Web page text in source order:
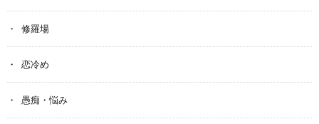
修羅場
恋冷め
愚痴・悩み